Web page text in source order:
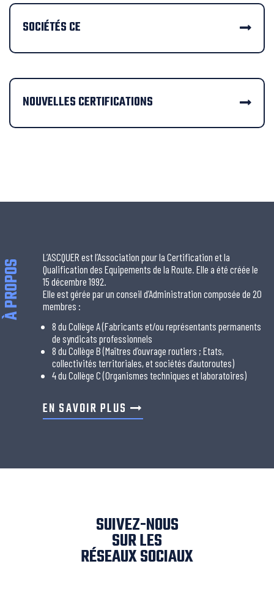
SOCIÉTÉS CE
NOUVELLES CERTIFICATIONS
À PROPOS
L’ASCQUER est l’Association pour la Certification et la
Qualification des Equipements de la Route. Elle a été créée le
15 décembre 1992.
Elle est gérée par un conseil d’Administration composée de 20
membres :
8 du Collège A (Fabricants et/ou représentants permanents
de syndicats professionnels
8 du Collège B (Maîtres d’ouvrage routiers ; Etats,
collectivités territoriales, et sociétés d’autoroutes)
4 du Collège C (Organismes techniques et laboratoires)
EN SAVOIR PLUS
SUIVEZ-NOUS
SUR LES
RÉSEAUX SOCIAUX